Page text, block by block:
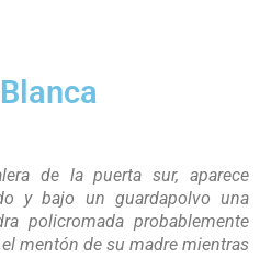
de la puerta sur, aparece
y bajo un guardapolvo una
policromada probablemente
mentón de su madre mientras